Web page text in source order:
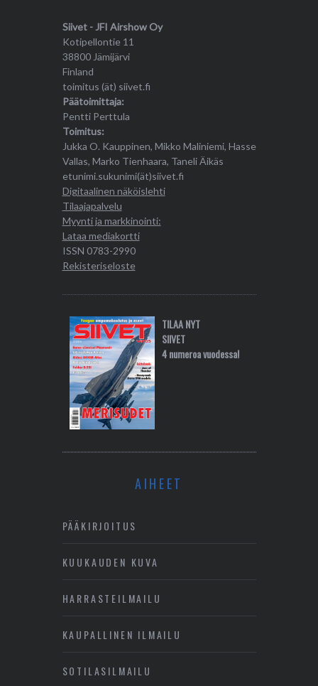
Siivet - JFI Airshow Oy
Kotipellontie 11
38800 Jämijärvi
Finland
toimitus (ät) siivet.fi
Päätoimittaja:
Pentti Perttula
Toimitus:
Jukka O. Kauppinen, Mikko Maliniemi, Hasse
Vallas, Marko Tienhaara, Taneli Äikäs
etunimi.sukunimi(ät)siivet.fi
Digitaalinen näköislehti
Tilaajapalvelu
Myynti ja markkinointi:
Lataa mediakortti
ISSN 0783-2990
Rekisteriseloste
TILAA NYT
SIIVET
4 numeroa vuodessa!
AIHEET
PÄÄKIRJOITUS
KUUKAUDEN KUVA
HARRASTEILMAILU
KAUPALLINEN ILMAILU
SOTILASILMAILU